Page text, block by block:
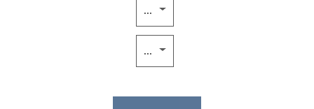
...
...